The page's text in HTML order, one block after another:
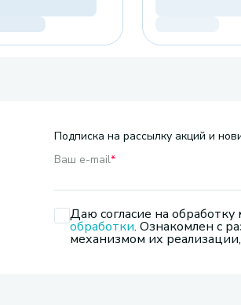
Подписка на рассылку акций и
Ваш e-mail*
Даю согласие на
обработки. Ознакомлен с
механизмом их реализации,